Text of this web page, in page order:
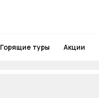
Горящие туры Акции